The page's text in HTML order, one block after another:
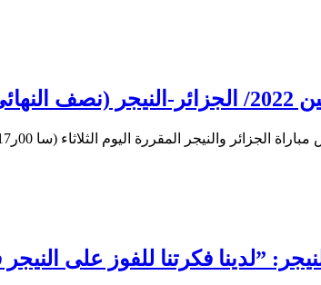
وهران
المقررة اليوم الثلاثاء (سا 00ر17) بملعب ميلود هدفي, لحساب نصف نهائي…